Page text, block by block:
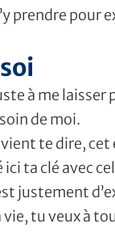
prendre pour
à me
de moi.
te dire,
ta clé avec
tu veux à